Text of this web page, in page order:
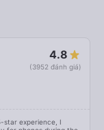
4.8
(3952 đánh giá)
star experience, I